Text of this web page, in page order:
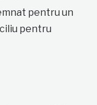
pentru un
pentru